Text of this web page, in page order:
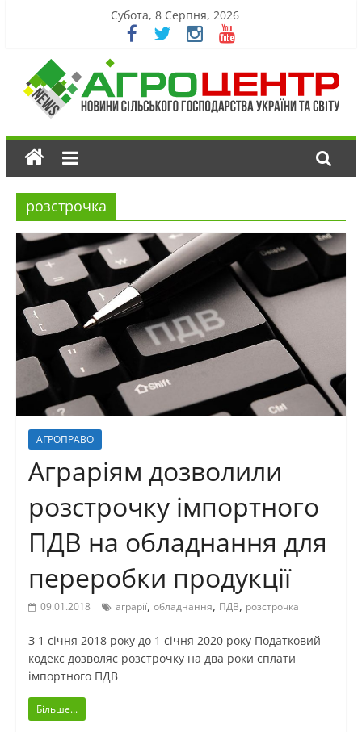
Субота, 8 Серпня, 2026
розстрочка
АГРОПРАВО
Аграріям дозволили
розстрочку імпортного
ПДВ на обладнання для
переробки продукції
09.01.2018 аграрії, обладнання, ПДВ, розстрочка
З 1 січня 2018 року до 1 січня 2020 року Податковий
кодекс дозволяє розстрочку на два роки сплати
імпортного ПДВ
Більше...